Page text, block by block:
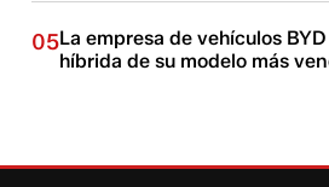
05La empresa de vehículos
híbrida de su modelo más